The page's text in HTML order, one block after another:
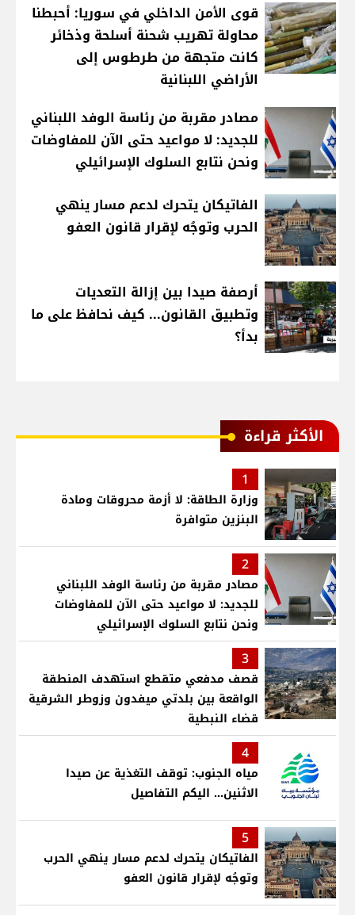
قوى الأمن الداخلي في سوريا: أحبطنا
محاولة تهريب شحنة أسلحة وذخائر
كانت متجهة من طرطوس إلى
الأراضي اللبنانية
مصادر مقربة من رئاسة الوفد اللبناني
للجديد: لا مواعيد حتى الآن للمفاوضات
ونحن نتابع السلوك الإسرائيلي
الفاتيكان يتحرك لدعم مسار ينهي
الحرب وتوجُه لإقرار قانون العفو
أرصفة صيدا بين إزالة التعديات
وتطبيق القانون... كيف نحافظ على ما
بدأ؟
الأكثر قراءة
1
وزارة الطاقة: لا أزمة محروقات ومادة
البنزين متوافرة
2
مصادر مقربة من رئاسة الوفد اللبناني
للجديد: لا مواعيد حتى الآن للمفاوضات
ونحن نتابع السلوك الإسرائيلي
3
قصف مدفعي متقطع استهدف المنطقة
الواقعة بين بلدتي ميفدون وزوطر الشرقية
قضاء النبطية
4
مياه الجنوب: توقف التغذية عن صيدا
الاثنين... اليكم التفاصيل
5
الفاتيكان يتحرك لدعم مسار ينهي الحرب
وتوجُه لإقرار قانون العفو